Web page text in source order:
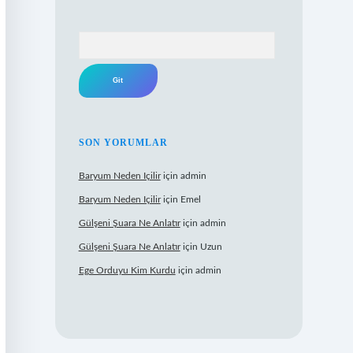
SON YORUMLAR
Baryum Neden Içiliriçin admin
Baryum Neden Içiliriçin Emel
Gülşeni Şuara Ne Anlatıriçin admin
Gülşeni Şuara Ne Anlatıriçin Uzun
Ege Orduyu Kim Kurdu için admin